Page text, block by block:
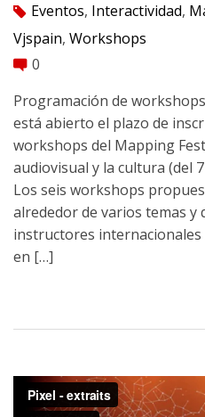
tag Eventos, Interactividad,
Vjspain, Workshops
comment 0
Programación de
está abierto el plazo de
workshops del Mapping
audiovisual y la cultura (del
Los seis workshops
alrededor de varios temas y
instructores internacionales
en […]